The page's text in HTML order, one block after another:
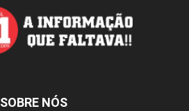
SOBRE NÓS